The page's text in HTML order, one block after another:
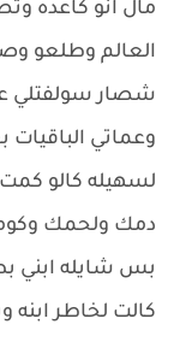
مال انو كاعده
العالم وطلعو
شصار سولفتلي
وعماتي
لسهيله كالو
دمك ولحمك
بس شايله ابني
كالت لخاطر ابنه